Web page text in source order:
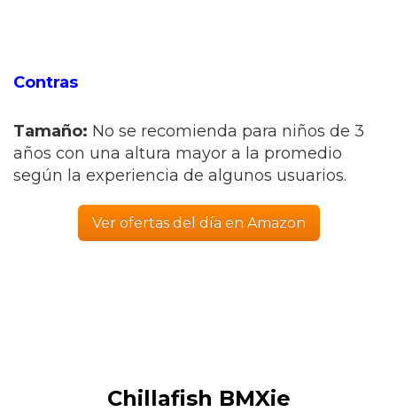
Contras
Tamaño: No se recomienda para niños de 3
años con una altura mayor a la promedio
según la experiencia de algunos usuarios.
Ver ofertas del día en Amazon
Chillafish BMXie